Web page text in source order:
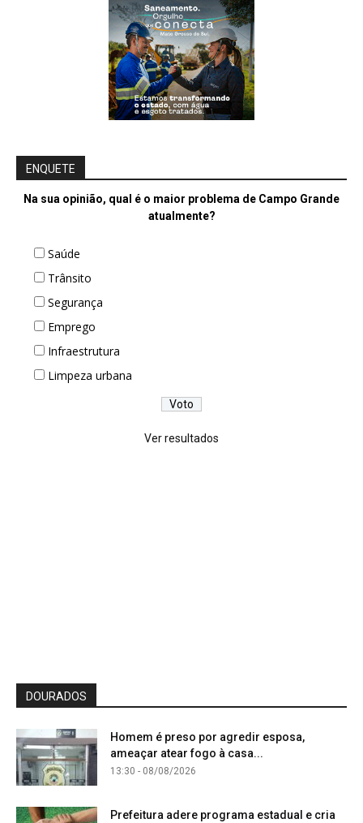
ENQUETE
Na sua opinião, qual é o maior problema de Campo Grande
atualmente?
Saúde
Trânsito
Segurança
Emprego
Infraestrutura
Limpeza urbana
Ver resultados
DOURADOS
Homem é preso por agredir esposa,
ameaçar atear fogo à casa...
13:30 - 08/08/2026
Prefeitura adere programa estadual e cria